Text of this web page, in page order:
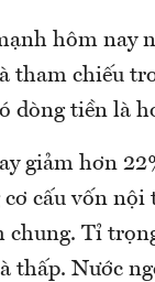
hôm
tham chiếu
dòng tiền là
giảm hơn
cơ cấu vốn
Tỉ
thấp. Nước